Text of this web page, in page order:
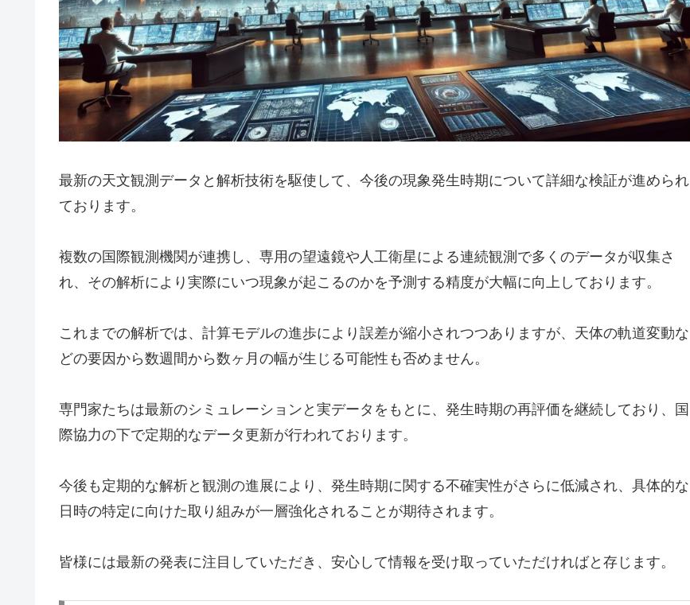
最新の天文観測データと解析技術を駆使して、今後の現象発生時期について詳細な検証が進められ
ております。
複数の国際観測機関が連携し、専用の望遠鏡や人工衛星による連続観測で多くのデータが収集さ
れ、その解析により実際にいつ現象が起こるのかを予測する精度が大幅に向上しております。
これまでの解析では、計算モデルの進歩により誤差が縮小されつつありますが、天体の軌道変動な
どの要因から数週間から数ヶ月の幅が生じる可能性も否めません。
専門家たちは最新のシミュレーションと実データをもとに、発生時期の再評価を継続しており、国
際協力の下で定期的なデータ更新が行われております。
今後も定期的な解析と観測の進展により、発生時期に関する不確実性がさらに低減され、具体的な
日時の特定に向けた取り組みが一層強化されることが期待されます。
皆様には最新の発表に注目していただき、安心して情報を受け取っていただければと存じます。